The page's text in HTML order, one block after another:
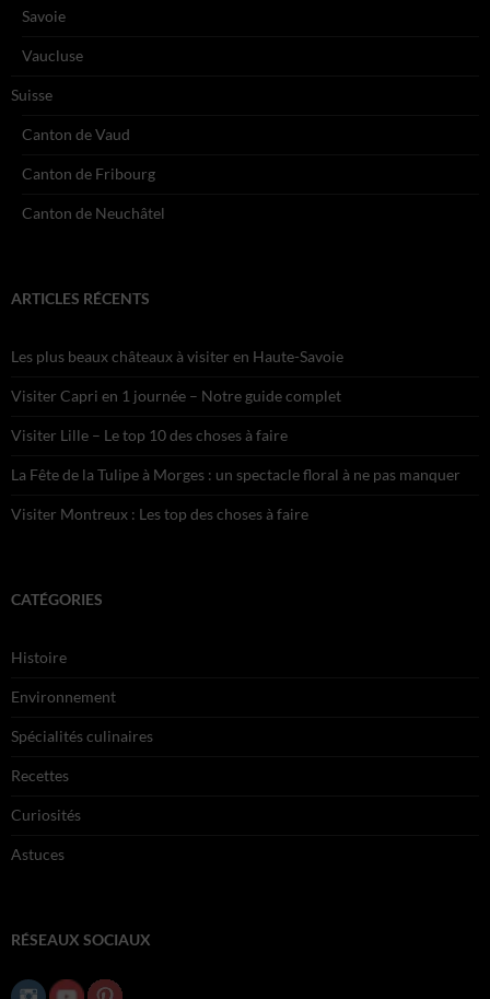
Savoie
Vaucluse
Suisse
Canton de Vaud
Canton de Fribourg
Canton de Neuchâtel
ARTICLES RÉCENTS
Les plus beaux châteaux à visiter en Haute-Savoie
Visiter Capri en 1 journée – Notre guide complet
Visiter Lille – Le top 10 des choses à faire
La Fête de la Tulipe à Morges : un spectacle floral à ne pas manquer
Visiter Montreux : Les top des choses à faire
CATÉGORIES
Histoire
Environnement
Spécialités culinaires
Recettes
Curiosités
Astuces
RÉSEAUX SOCIAUX